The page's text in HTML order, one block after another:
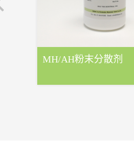
MH/AH粉末分散剂